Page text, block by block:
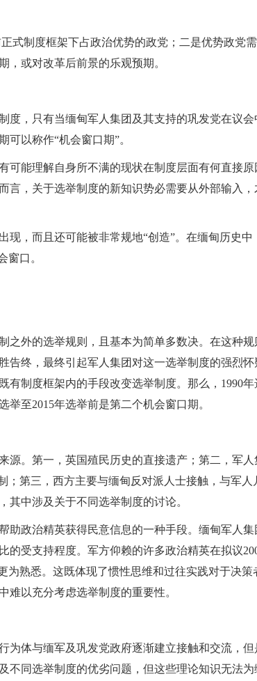
式制度框架下占政治优势的政党；二是优势政党
，或对改革后前景的乐观预期。
度，只有当缅甸军人集团及其支持的巩发党在议会
以称作“机会窗口期”。
可能理解自身所不满的现状在制度层面有何直接原
言，关于选举制度的新知识势必需要从外部输入，
，而且还可能被非常规地“创造”。在缅甸历史中
窗口。
外的选举规则，且基本为简单多数决。在这种规
告终，最终引起军人集团对这一选举制度的强烈怀
有制度框架内的手段改变选举制度。那么，1990年
举至2015年选举前是第二个机会窗口期。
源。第一，英国殖民历史的直接遗产；第二，军人
；第三，西方主要与缅甸反对派人士接触，与军人
中涉及关于不同选举制度的讨论。
助政治精英获得民意信息的一种手段。缅甸军人集
受支持程度。军方仰赖的许多政治精英在拟议
为熟悉。这既体现了惯性思维和过往实践对于决策
难以充分考虑选举制度的重要性。
为体与缅军及巩发党政府逐渐建立接触和交流，但
不同选举制度的优劣问题，但这些理论知识无法为